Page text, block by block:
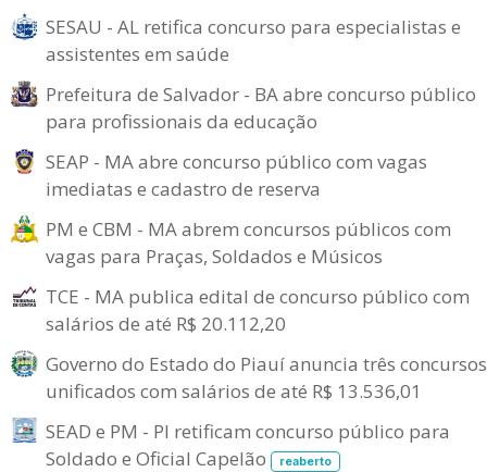
SESAU - AL retifica concurso para especialistas e
assistentes em saúde
Prefeitura de Salvador - BA abre concurso público
para profissionais da educação
SEAP - MA abre concurso público com vagas
imediatas e cadastro de reserva
PM e CBM - MA abrem concursos públicos com
vagas para Praças, Soldados e Músicos
TCE - MA publica edital de concurso público com
salários de até R$ 20.112,20
Governo do Estado do Piauí anuncia três concursos
unificados com salários de até R$ 13.536,01
SEAD e PM - PI retificam concurso público para
Soldado e Oficial Capelão
reaberto